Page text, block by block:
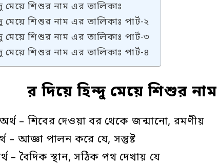
মেয়ে শিশুর নাম এর তালিকাঃ
মেয়ে শিশুর নাম এর তালিকাঃ পার্ট-২
মেয়ে শিশুর নাম এর তালিকাঃ পার্ট-৩
মেয়ে শিশুর নাম এর তালিকাঃ পার্ট-৪
র দিয়ে হিন্দু মেয়ে শিশুর নাম
– শিবের দেওয়া বর থেকে জন্মানো, রমণীয়
– আজ্ঞা পালন করে যে, সন্তুষ্ট
– বৈদিক স্থান, সঠিক পথ দেখায় যে